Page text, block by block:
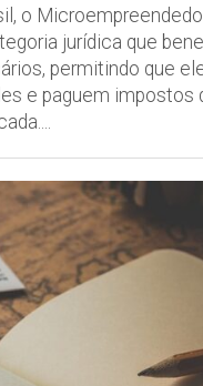
o
jurídica que
permitindo que
e paguem impostos